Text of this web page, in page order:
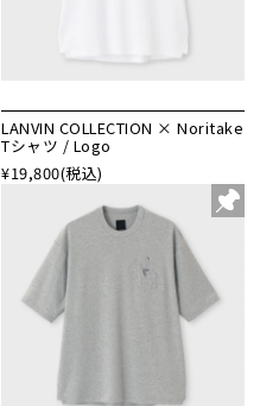
LANVIN COLLECTION × Noritake
Tシャツ / Logo
¥19,800(税込)